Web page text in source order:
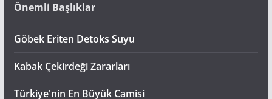
Önemli Başlıklar
Göbek Eriten Detoks Suyu
Kabak Çekirdeği Zararları
Türkiye'nin En Büyük Camisi